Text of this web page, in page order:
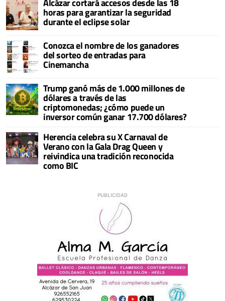
Alcázar cortará accesos desde las 18
horas para garantizar la seguridad
durante el eclipse solar
Conozca el nombre de los ganadores
del sorteo de entradas para
Cinemancha
Trump ganó más de 1.000 millones de
dólares a través de las
criptomonedas; ¿cómo puede un
inversor común ganar 17.700 dólares?
Herencia celebra su X Carnaval de
Verano con la Gala Drag Queen y
reivindica una tradición reconocida
como BIC